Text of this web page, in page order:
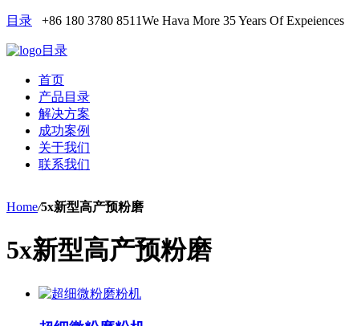
目录 +86 180 3780 8511We Hava More 35 Years Of Expeiences
目录
首页
产品目录
解决方案
成功案例
关于我们
联系我们
Home/5x新型高产预粉磨
5x新型高产预粉磨